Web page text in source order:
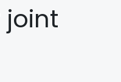
joint